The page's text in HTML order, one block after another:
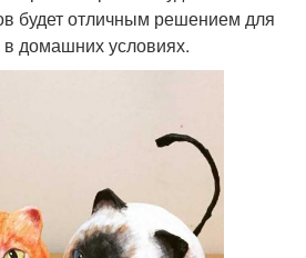
будет отличным решением для
домашних условиях.